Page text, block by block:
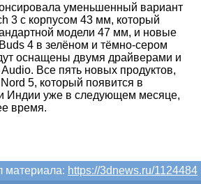
уменьшенный вариант
3 с корпусом 43 мм, который
модели 47 мм, и новые
4 в зелёном и тёмно-сером
оснащены двумя драйверами и
Все пять новых продуктов,
5, который появится в
Индии уже в следующем месяце,
время.
материала: https://3dnews.ru/1124484